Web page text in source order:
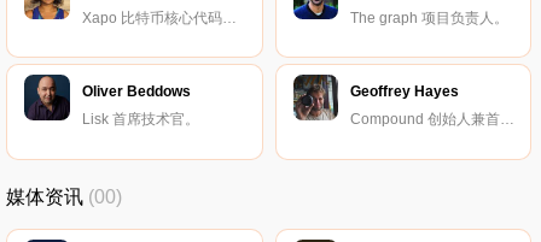
Xapo 比特币核心代码贡献者。
The graph 项目负责人。
Oliver Beddows
Lisk 首席技术官。
Geoffrey Hayes
Compound 创始人兼首席技术官。
媒体资讯 (00)